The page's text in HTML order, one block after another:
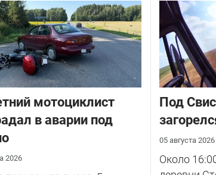
мотоциклист
в аварии под
2026
Под
05 августа 2026
Около